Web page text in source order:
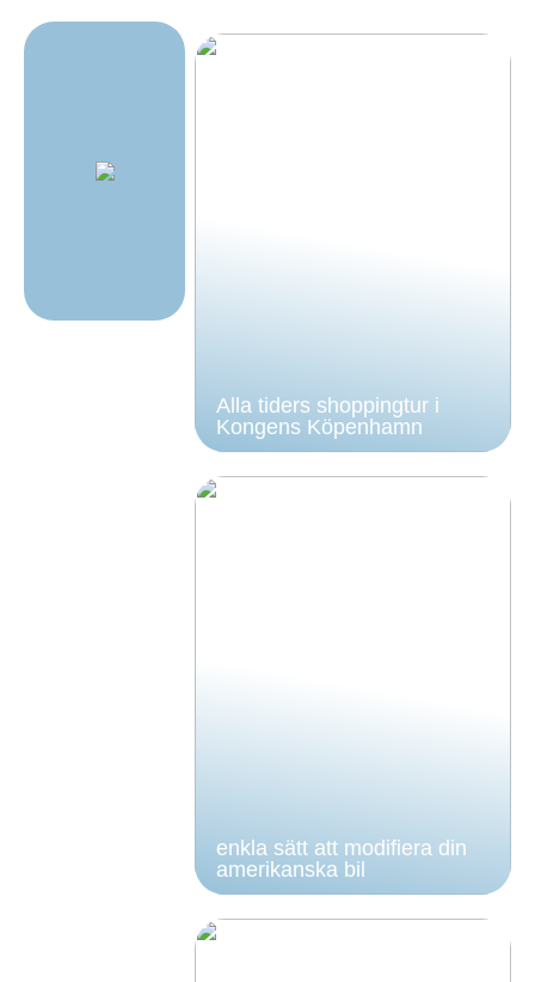
Alla tiders shoppingtur i
Kongens Köpenhamn
enkla sätt att modifiera din
amerikanska bil